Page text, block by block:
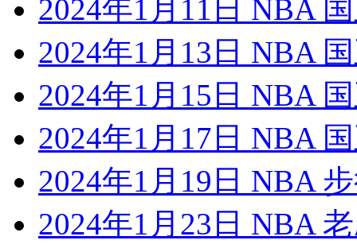
2024年1月11日 NBA
2024年1月13日 NBA
2024年1月15日 NBA
2024年1月17日 NBA
2024年1月19日 NBA
2024年1月23日 NBA